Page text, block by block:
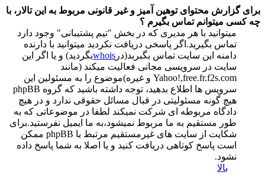
برای گزارش محتوای توهین آمیز و غیر قانونی مربوط به این تالار، با
چه کسی میتوانم تماس بگیرم ؟
میتوانید با هر مدیری که در بخش "تیم پشتیبانی" وجود دارد
تماس بگیرید.اگر پاسخی دریافت نکردید میتوانید با دارنده
دامنه این سایت تماس بگبربد(در whoisبگردید) و یا اگر این
سایت در سرویسی مجانی فعالیت میکند (مانند
Yahoo!,free.fr.f2s.com و غیره)موضوع را به مسئولین این
سرویس ها اطلاع بدهید، توجه داشته باشید که گروه phpBB
هیچ گونه مسئولیتی در قبال مسائل حقوقی ندارد و در هیچ
دادگاه مربوطه ای شرکت نمیکند لطفا در موضوعاتی که به
طور مستقیم به ما مربوط نمیشود،به ما ایمیل نفرستید.برای
شکایت از سایت های غیرمستقیم مرتبط با phpBB ممکن
است پاسخ کوتاهی دریافت کنید و یا اصلا به شما پاسخ داده
نشود.
بالا